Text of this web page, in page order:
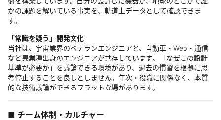
かの課題を解いている事実を、軌道上データとして確認できま
す。
「常識を疑う」開発文化
当社は、宇宙業界のベテランエンジニアと、自動車・Web・通信
など異業種出身のエンジニアが共存しています。「なぜこの設計
基準が必要か」を議論できる環境があり、過去の慣習を根拠に思
考停止することを良しとしません。年次・役職に関係なく、本質
的な技術議論ができるフラットな場があります。
■ チーム体制・カルチャー